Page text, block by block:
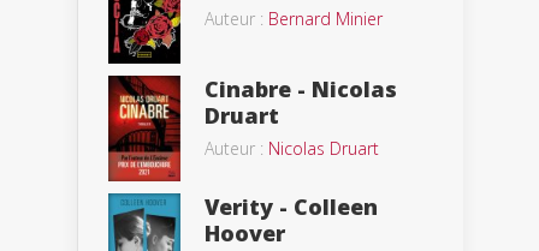
Auteur : Bernard Minier
Cinabre - Nicolas
Druart
Auteur : Nicolas Druart
Verity - Colleen
Hoover